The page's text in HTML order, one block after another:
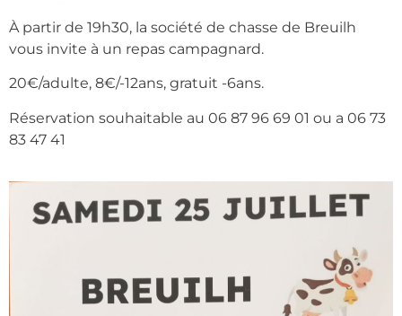
À partir de 19h30, la société de chasse de Breuilh
vous invite à un repas campagnard.
20€/adulte, 8€/-12ans, gratuit -6ans.
Réservation souhaitable au 06 87 96 69 01 ou a 06 73
83 47 41